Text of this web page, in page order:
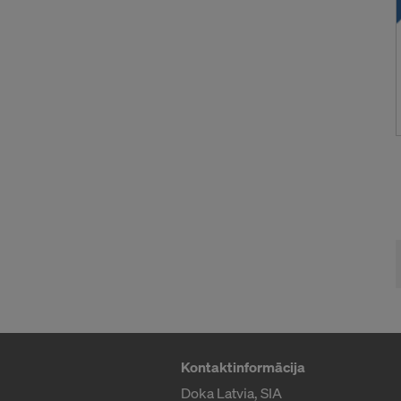
Kontaktinformācija
Doka Latvia, SIA
vairoga
Valstīm.
datu
Jums kā
piekļūt
Personas